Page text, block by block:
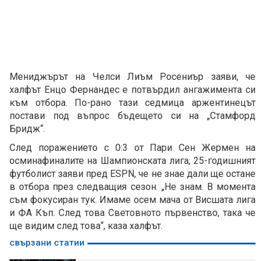
Мениджърът на Челси Лиъм Росениър заяви, че
халфът Енцо Фернандес е потвърдил ангажимента си
към отбора. По-рано тази седмица аржентинецът
постави под въпрос бъдещето си на „Стамфорд
Бридж“.
След поражението с 0:3 от Пари Сен Жермен на
осминафиналите на Шампионската лига, 25-годишният
футболист заяви пред ESPN, че не знае дали ще остане
в отбора през следващия сезон. „Не знам. В момента
съм фокусиран тук. Имаме осем мача от Висшата лига
и ФА Къп. След това Световното първенство, така че
ще видим след това“, каза халфът.
свързани статии